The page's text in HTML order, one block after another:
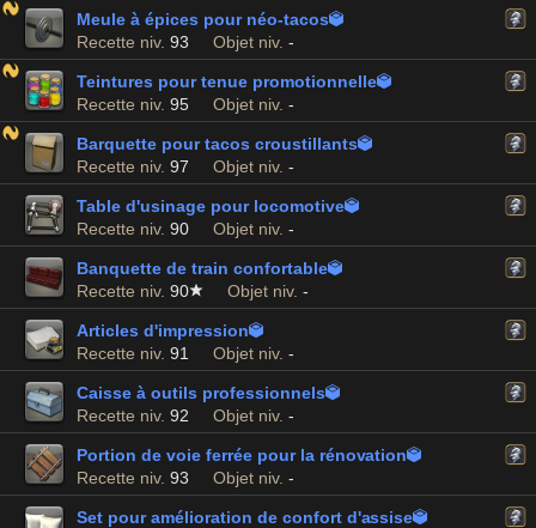
Meule à épices pour néo-tacos
Recette niv. 93 Objet niv. -
Teintures pour tenue promotionnelle
Recette niv. 95 Objet niv. -
Barquette pour tacos croustillants
Recette niv. 97 Objet niv. -
Table d'usinage pour locomotive
Recette niv. 90 Objet niv. -
Banquette de train confortable
Recette niv. 90 Objet niv. -
Articles d'impression
Recette niv. 91 Objet niv. -
Caisse à outils professionnels
Recette niv. 92 Objet niv. -
Portion de voie ferrée pour la rénovation
Recette niv. 93 Objet niv. -
Set pour amélioration de confort d'assise